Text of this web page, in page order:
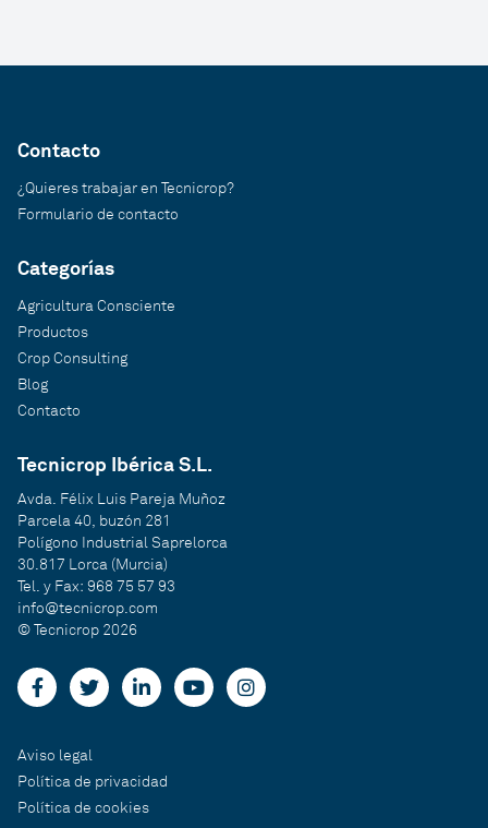
Contacto
¿Quieres trabajar en Tecnicrop?
Formulario de contacto
Categorías
Agricultura Consciente
Productos
Crop Consulting
Blog
Contacto
Tecnicrop Ibérica S.L.
Avda. Félix Luis Pareja Muñoz
Parcela 40, buzón 281
Polígono Industrial Saprelorca
30.817 Lorca (Murcia)
Tel. y Fax: 968 75 57 93
info@tecnicrop.com
© Tecnicrop 2026
Aviso legal
Política de privacidad
Política de cookies